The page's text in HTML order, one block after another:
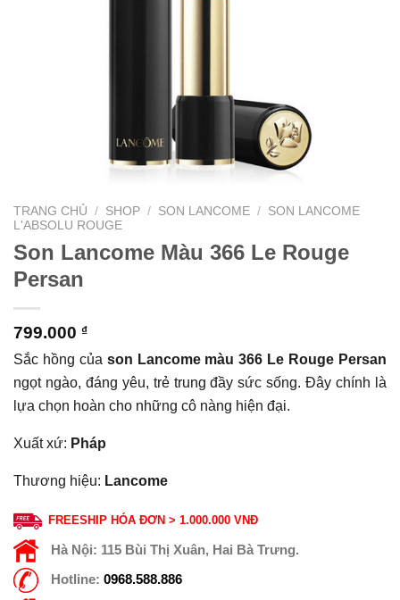
TRANG CHỦ / SHOP / SON LANCOME / SON LANCOME
L'ABSOLU ROUGE
Son Lancome Màu 366 Le Rouge
Persan
799.000 ₫
Sắc hồng của son Lancome màu 366 Le Rouge Persan
ngọt ngào, đáng yêu, trẻ trung đầy sức sống. Đây chính là
lựa chọn hoàn cho những cô nàng hiện đại.
Xuất xứ: Pháp
Thương hiệu: Lancome
FREESHIP HÓA ĐƠN > 1.000.000 VNĐ
Hà Nội: 115 Bùi Thị Xuân, Hai Bà Trưng.
Hotline: 0968.588.886